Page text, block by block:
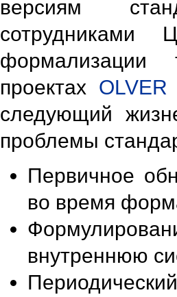
версиям
формализации
проектах OLVER
следующий
проблемы
Первичное
во время
внутреннюю